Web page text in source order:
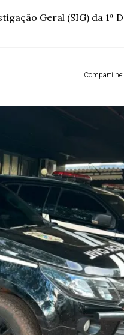
Geral (SIG) da 1ª
Compartilhe: